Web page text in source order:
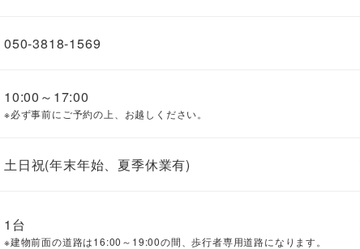
050-3818-1569
10:00～17:00
必ず事前にご予約の上、お越しください。
土日祝(年末年始、夏季休業有)
1台
建物前面の道路は16:00～19:00の間、歩行者専用道路になります。